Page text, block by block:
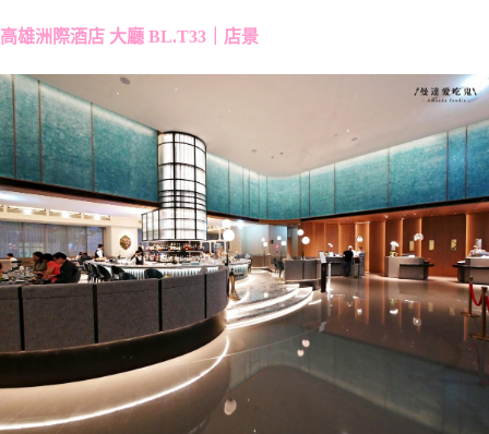
高雄洲際酒店 大廳 BL.T33｜店景